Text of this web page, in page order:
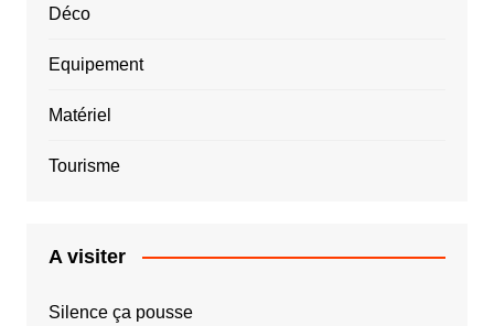
Déco
Equipement
Matériel
Tourisme
A visiter
Silence ça pousse